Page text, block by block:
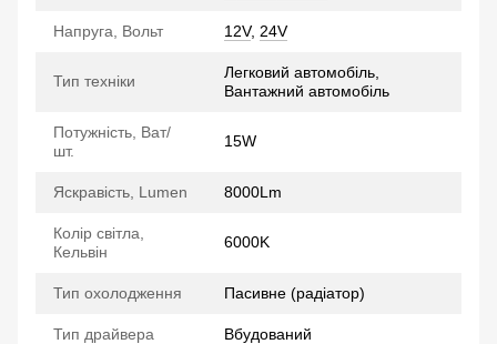
Напруга, Вольт 12V, 24V
Тип техніки
Легковий автомобіль,
Вантажний автомобіль
Потужність, Ват/
шт.
15W
Яскравість, Lumen 8000Lm
Колір світла,
Кельвін
6000K
Тип охолодження Пасивне (радіатор)
Тип драйвера Вбудований